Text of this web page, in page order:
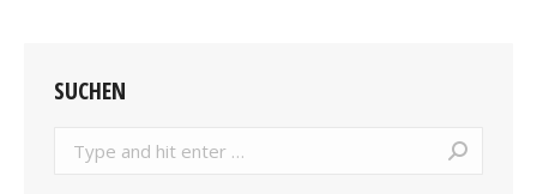
SUCHEN
Search: